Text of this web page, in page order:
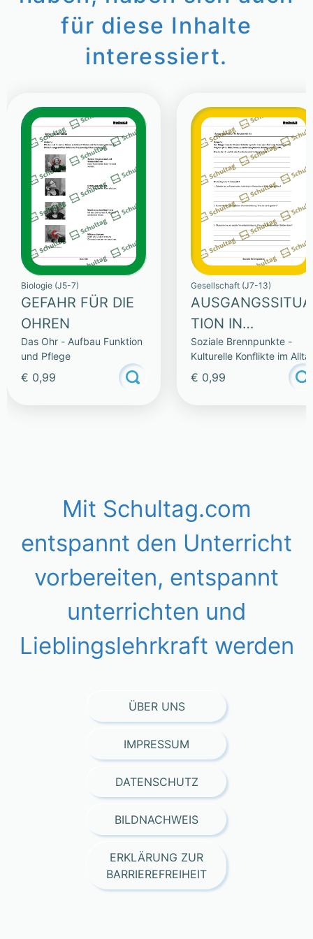
für diese Inhalte
interessiert.
Biologie (J5-7)
GEFAHR FÜR DIE
OHREN
Das Ohr - Aufbau Funktion
und Pflege
€ 0,99
Gesellschaft (J7-13)
AUSGANGSSITUA
TION IN
BERGKAMEN
Soziale Brennpunkte -
Kulturelle Konflikte im
€ 0,99
Mit Schultag.com
entspannt den Unterricht
vorbereiten, entspannt
unterrichten und
Lieblingslehrkraft werden
ÜBER UNS
IMPRESSUM
DATENSCHUTZ
BILDNACHWEIS
ERKLÄRUNG ZUR
BARRIEREFREIHEIT